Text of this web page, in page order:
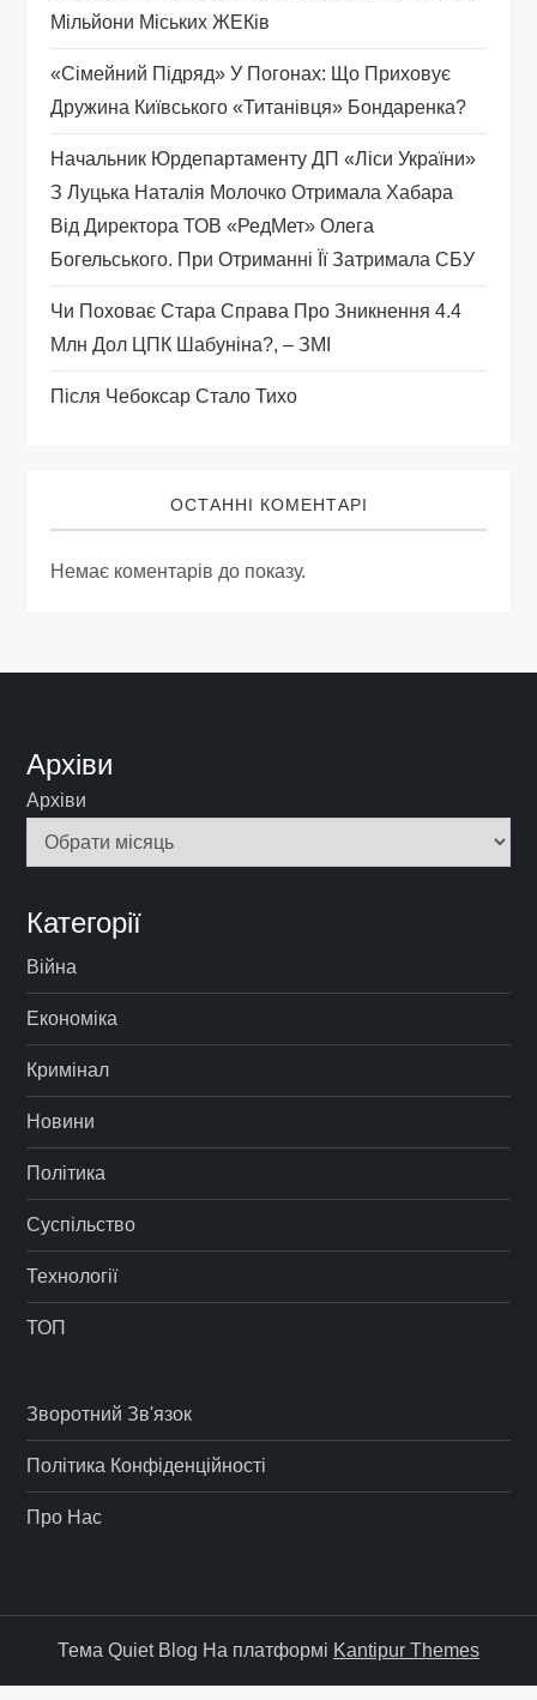
а
п
и
с
і
в
Мільйони Міських ЖЕКів
«Сімейний Підряд» У Погонах: Що Приховує
Дружина Київського «титанівця» Бондаренка?
Начальник Юрдепартаменту ДП «Ліси України»
З Луцька Наталія Молочко Отримала Хабара
Від Директора ТОВ «РедМет» Олега
Богельського. При Отриманні Її Затримала СБУ
Чи Поховає Стара Справа Про Зникнення 4.4
Млн Дол ЦПК Шабуніна?, – ЗМІ
Після Чебоксар Стало Тихо
ОСТАННІ КОМЕНТАРІ
Немає коментарів до показу.
Архіви
Архіви
Категорії
Війна
Економіка
Кримінал
Новини
Політика
Суспільство
Технології
ТОП
Зворотний Зв'язок
Політика Конфіденційності
Про Нас
Тема Quiet Blog На платформі Kantipur Themes